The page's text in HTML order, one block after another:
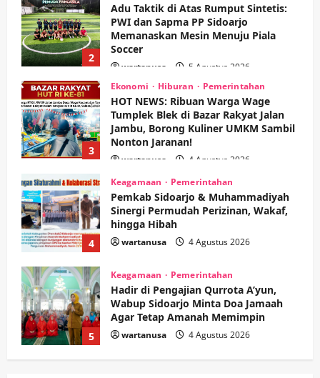
3
HOT NEWS: Ribuan Warga Wage
Tumplek Blek di Bazar Rakyat Jalan
Jambu, Borong Kuliner UMKM Sambil
Nonton Jaranan!
wartanusa 4 Agustus 2026
4
Keagamaan Pemerintahan
Pemkab Sidoarjo & Muhammadiyah
Sinergi Permudah Perizinan, Wakaf,
hingga Hibah
wartanusa 4 Agustus 2026
5
Keagamaan Pemerintahan
Hadir di Pengajian Qurrota A’yun,
Wabup Sidoarjo Minta Doa Jamaah
Agar Tetap Amanah Memimpin
wartanusa 4 Agustus 2026
1
Kesehatan Pembangunan
Pemerintahan
PANAS! Kalah Tender Proyek RSUD
Sibar Rp 9,9 M, Beranikah CV Tiga
Anugerah Utama Pertaruhkan
Jaminan Rp 100 Juta?
wartanusa 5 Agustus 2026